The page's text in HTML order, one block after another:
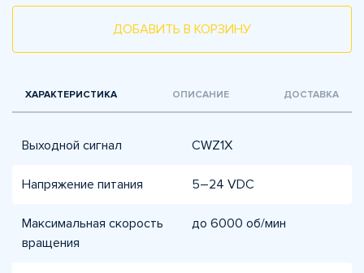
ДОБАВИТЬ В КОРЗИНУ
ХАРАКТЕРИСТИКА ОПИСАНИЕ ДОСТАВКА
Выходной сигнал CWZ1X
Напряжение питания 5–24 VDC
Максимальная скорость
вращения
до 6000 об/мин